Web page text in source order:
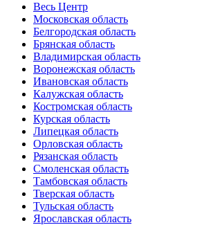
Весь Центр
Московская область
Белгородская область
Брянская область
Владимирская область
Воронежская область
Ивановская область
Калужская область
Костромская область
Курская область
Липецкая область
Орловская область
Рязанская область
Смоленская область
Тамбовская область
Тверская область
Тульская область
Ярославская область